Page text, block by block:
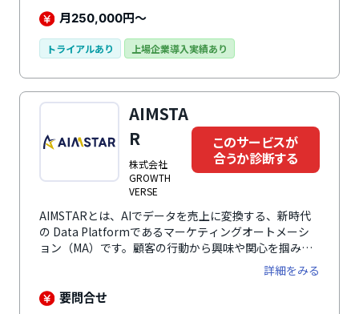
す。月250,000円～
トライアルあり 上場企業導入実績あり
AIMSTA
R
株式会社
GROWTH
VERSE
このサービスが
合うか診断する
AIMSTARとは、AIでデータを売上に変換する、新時代
の Data Platformであるマーケティングオートメーシ
ョン（MA）です。顧客の行動から興味や関心を掴み、
顧客に求められる情報を届けるために、AIでの最適な
One to Oneメッセージ作成をはじめとする、データ統
合・分析・施策実行までこれひとつで対応できます。国
詳細をみる
要問合せ